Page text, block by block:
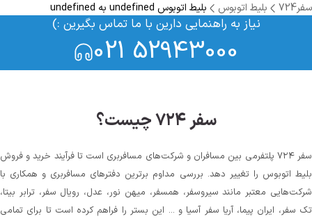
سفر724 بلیط اتوبوس بلیط اتوبوس undefined به undefined
نیاز به راهنمایی دارین با ما تماس بگیرین :)
021 52943000
سفر ۷۲۴ چیست؟
سفر ۷۲۴ پلتفرمی بین مسافران و شرکت‌های مسافربری است تا فرآیند خرید و فروش
بلیط اتوبوس را تغییر دهد. بررسی مداوم برترین دفترهای مسافربری و همکاری با
شرکت‌هایی معتبر مانند سیروسفر، همسفر، میهن‌ نور، عدل، رویال سفر، ترابر بیتا،
تک سفر، ایران پیما، آریا سفر آسیا و ... این بستر را فراهم کرده است تا برای تمامی